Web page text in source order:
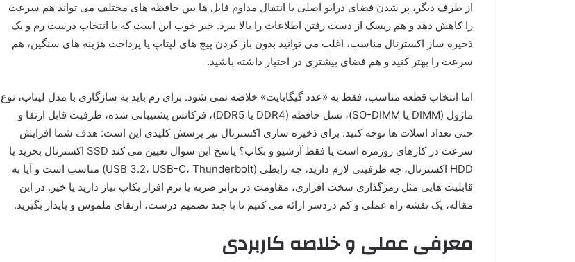
از طرف دیگر، پر شدن فضای درایو اصلی یا انتقال مداوم فایل ها بین حافظه های مختلف می تواند هم سرعت
را کاهش دهد و هم ریسک از دست رفتن اطلاعات را بالا ببرد. خبر خوب این است که با انتخاب درست رم و یک
ذخیره ساز اکسترنال مناسب، اغلب می توانید بدون باز کردن پیچ های لپتاپ یا پرداخت هزینه های سنگین، هم
سرعت را بهتر کنید و هم فضای بیشتری در اختیار داشته باشید.
اما انتخاب قطعه مناسب، فقط به «عدد گیگابایت» خلاصه نمی شود. برای رم باید به سازگاری با مدل لپتاپ، نوع
ماژول (DIMM یا SO-DIMM)، نسل حافظه (DDR4 یا DDR5)، فرکانس پشتیبانی شده، ظرفیت قابل ارتقا و
حتی تعداد اسلات ها توجه کنید. برای ذخیره سازی اکسترنال نیز پرسش کلیدی این است: هدف شما افزایش
سرعت در کارهای روزمره است یا فقط آرشیو و بکاپ؟ پاسخ این سوال تعیین می کند SSD اکسترنال بخرید یا
HDD اکسترنال، چه ظرفیتی لازم دارید، چه رابطی (USB 3.2، USB-C، Thunderbolt) مناسب است و آیا به
قابلیت هایی مثل رمزگذاری سخت افزاری، مقاومت در برابر ضربه یا نرم افزار بکاپ نیاز دارید یا خیر. در این
مقاله، یک نقشه راه عملی و کم دردسر ارائه می کنیم تا با چند تصمیم درست، ارتقای ملموس و پایدار بگیرید.
معرفی عملی و خلاصه کاربردی